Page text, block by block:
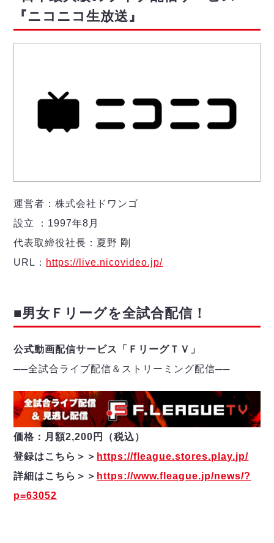
『ニコニコ生放送』
運営者：株式会社ドワンゴ
設立 ：1997年8月
代表取締役社長：夏野 剛
URL： https://live.nicovideo.jp/
■男女Ｆリーグを全試合配信！
公式動画配信サービス「ＦリーグＴＶ」
──全試合ライブ配信＆ストリーミング配信──
価格：月額2,200円（税込）
登録はこちら＞＞ https://fleague.stores.play.jp/
詳細はこちら＞＞ https://www.fleague.jp/news/?
p=63052